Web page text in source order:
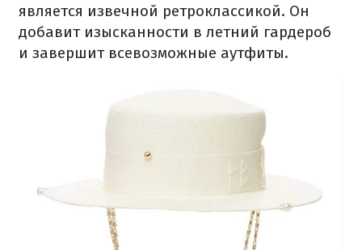
является извечной ретроклассикой. Он
добавит изысканности в летний гардероб
и завершит всевозможные аутфиты.